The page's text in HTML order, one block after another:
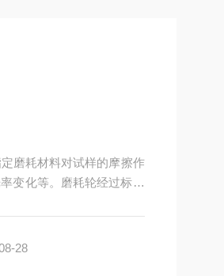
磨耗材料对试样的摩擦作
变化等。磨耗轮经过标准
28